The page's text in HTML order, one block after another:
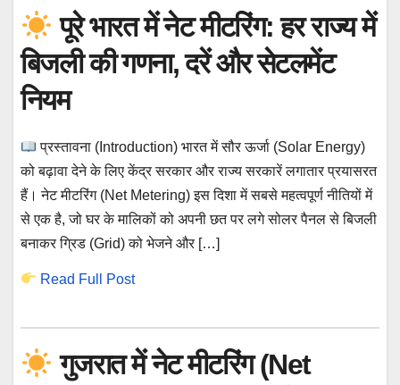
पूरे भारत में नेट मीटरिंग: हर राज्य में
बिजली की गणना, दरें और सेटलमेंट
नियम
प्रस्तावना (Introduction) भारत में सौर ऊर्जा (Solar Energy)
को बढ़ावा देने के लिए केंद्र सरकार और राज्य सरकारें लगातार प्रयासरत
हैं। नेट मीटरिंग (Net Metering) इस दिशा में सबसे महत्वपूर्ण नीतियों में
से एक है, जो घर के मालिकों को अपनी छत पर लगे सोलर पैनल से बिजली
बनाकर ग्रिड (Grid) को भेजने और […]
Read Full Post
गुजरात में नेट मीटरिंग (Net